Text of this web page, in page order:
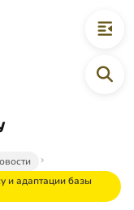
и адаптации базы